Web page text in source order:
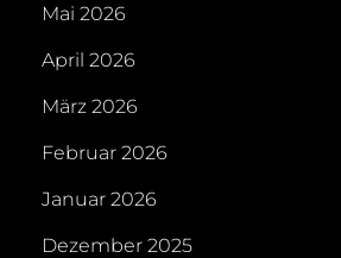
Mai 2026
April 2026
März 2026
Februar 2026
Januar 2026
Dezember 2025